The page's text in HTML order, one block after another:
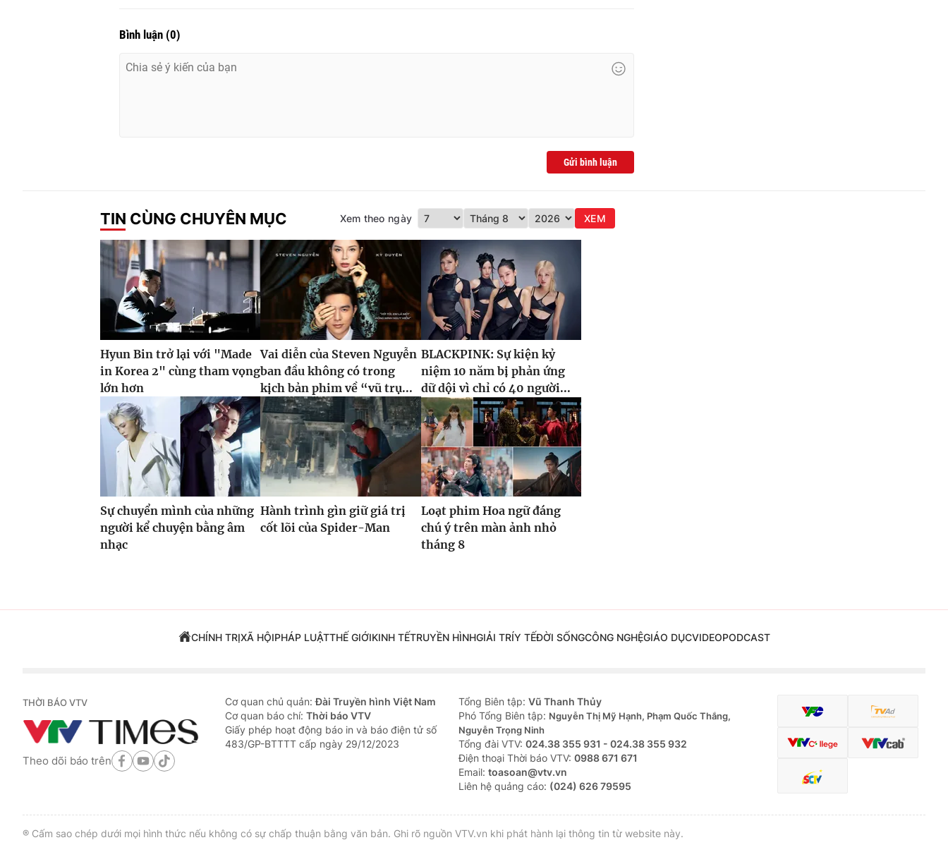
Bình luận (0)
Gửi bình luận
TIN CÙNG CHUYÊN MỤC Xem theo ngày XEM
Hyun Bin trở lại với "Made
in Korea 2" cùng tham vọng
lớn hơn
Vai diễn của Steven Nguyễn
ban đầu không có trong
kịch bản phim về “vũ trụ...
BLACKPINK: Sự kiện kỷ
niệm 10 năm bị phản ứng
dữ dội vì chỉ có 40 người...
Sự chuyển mình của những
người kể chuyện bằng âm
nhạc
Hành trình gìn giữ giá trị
cốt lõi của Spider-Man
Loạt phim Hoa ngữ đáng
chú ý trên màn ảnh nhỏ
tháng 8
CHÍNH TRỊXÃ HỘIPHÁP LUẬTTHẾ GIỚIKINH TẾTRUYỀN HÌNHGIẢI TRÍY TẾĐỜI SỐNGCÔNG NGHỆGIÁO DỤCVIDEOPODCAST
THỜI BÁO VTV
Theo dõi báo trên
Cơ quan chủ quản:Đài Truyền hình Việt Nam
Cơ quan báo chí: Thời báo VTV
Giấy phép hoạt động báo in và báo điện tử số
483/GP-BTTTT cấp ngày 29/12/2023
Tổng Biên tập: Vũ Thanh Thủy
Phó Tổng Biên tập: Nguyễn Thị Mỹ Hạnh, Phạm Quốc Thắng,
Nguyễn Trọng Ninh
Tổng đài VTV: 024.38 355 931 - 024.38 355 932
Ðiện thoại Thời báo VTV: 0988 671 671
Email: toasoan@vtv.vn
Liên hệ quảng cáo: (024) 626 79595
® Cấm sao chép dưới mọi hình thức nếu không có sự chấp thuận bằng văn bản. Ghi rõ nguồn VTV.vn khi phát hành lại thông tin từ website này.